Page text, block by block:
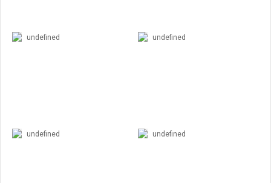
undefined undefined
undefined undefined